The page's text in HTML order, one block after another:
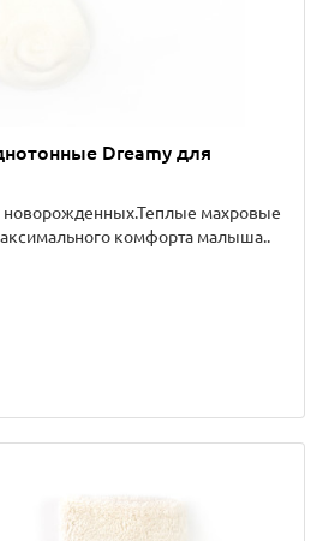
Dreamy для
махровые
комфорта малыша..